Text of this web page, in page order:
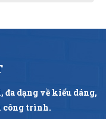
đa dạng về kiểu dáng,
công trình.